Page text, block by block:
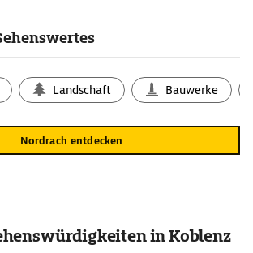
Landschaft Bauwerke
Nordrach entdecken
in Koblenz